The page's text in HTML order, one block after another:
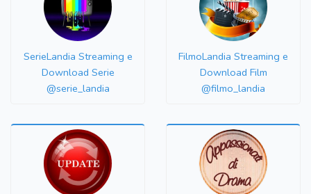
SerieLandia Streaming e
Download Serie
@serie_landia
FilmoLandia Streaming e
Download Film
@filmo_landia